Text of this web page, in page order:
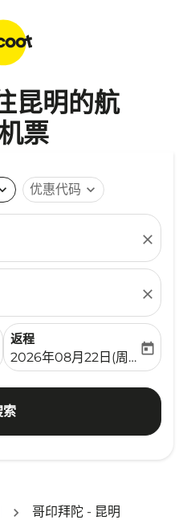
昆明的航
票
优惠代码 expand_more
close
close
aria-label
返程
fc-booking-return-date-
2026年08月22日(周六)
today
索
哥印拜陀 - 昆明